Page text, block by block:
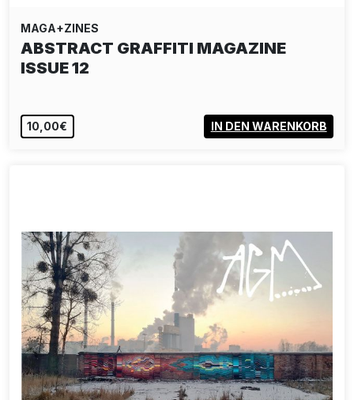
MAGA+ZINES
ABSTRACT GRAFFITI MAGAZINE
ISSUE 12
10,00€ IN DEN WARENKORB